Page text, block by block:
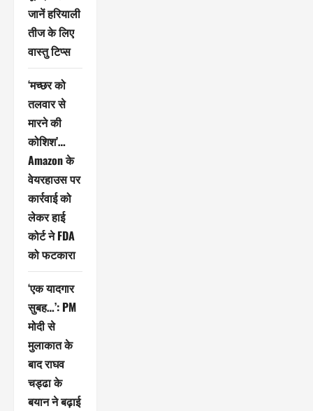
जानें हरियाली
तीज के लिए
वास्तु टिप्स
‘मच्छर को
तलवार से
मारने की
कोशिश’…
Amazon के
वेयरहाउस पर
कार्रवाई को
लेकर हाई
कोर्ट ने FDA
को फटकारा
‘एक यादगार
सुबह…’: PM
मोदी से
मुलाकात के
बाद राघव
चड्ढा के
बयान ने बढ़ाई